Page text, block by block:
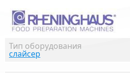
Тип оборудования
слайсер